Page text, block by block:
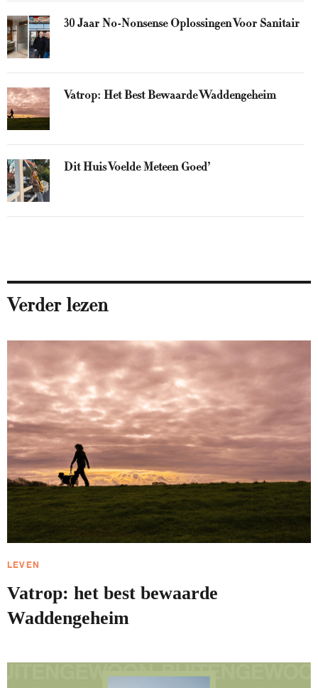
30 Jaar No-Nonsense Oplossingen Voor Sanitair
Vatrop: Het Best Bewaarde Waddengeheim
Dit Huis Voelde Meteen Goed’
Verder lezen
LEVEN
Vatrop: het best bewaarde
Waddengeheim